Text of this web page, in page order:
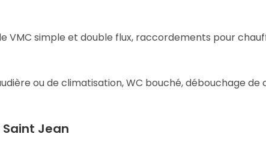
VMC simple et double flux, raccordements pour
ou de climatisation, WC bouché, débouchage de
Jean